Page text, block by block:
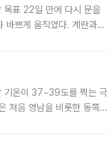
목표 22일 만에 다시 문을
바쁘게 움직였다. 계란과
기온이 37~39도를 찍는 극
처음 영남을 비롯한 동쪽